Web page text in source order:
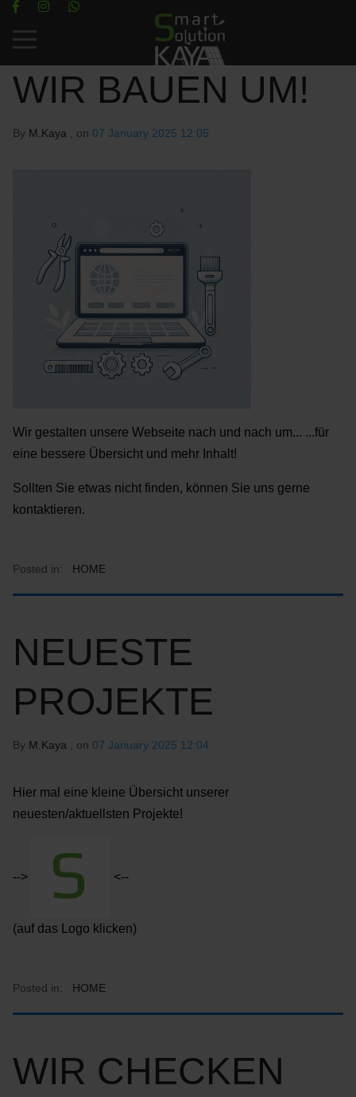
Mobile Menu Toggle
WIR BAUEN UM!
By M.Kaya , on 07 January 2025 12:05
Wir gestalten unsere Webseite nach und nach um... ...für
eine bessere Übersicht und mehr Inhalt!
Sollten Sie etwas nicht finden, können Sie uns gerne
kontaktieren.
Posted in: HOME
NEUESTE
PROJEKTE
By M.Kaya , on 07 January 2025 12:04
Hier mal eine kleine Übersicht unserer
neuesten/aktuellsten Projekte!
--> <--
(auf das Logo klicken)
Posted in: HOME
WIR CHECKEN